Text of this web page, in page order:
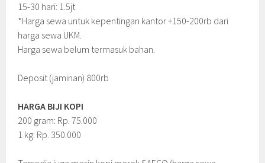
15-30 hari: 1.5jt
*Harga sewa untuk kepentingan kantor +150-200rb dari
harga sewa UKM.
Harga sewa belum termasuk bahan.
Deposit (jaminan) 800rb
HARGA BIJI KOPI
200 gram: Rp. 75.000
1 kg: Rp. 350.000